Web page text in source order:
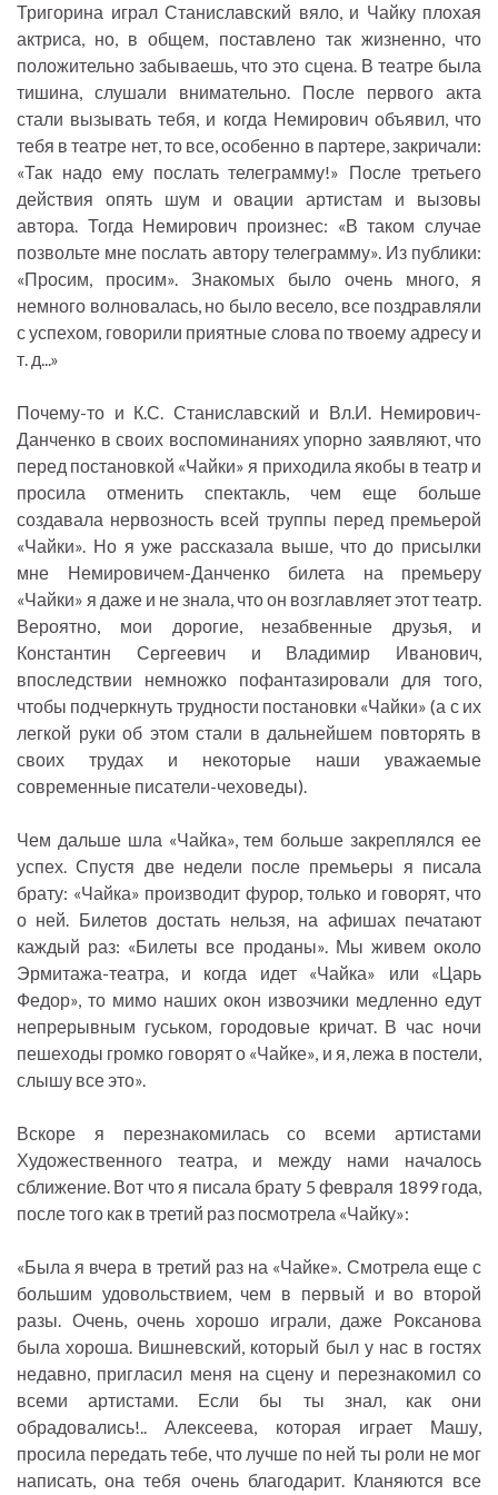
Тригорина играл Станиславский вяло, и Чайку плохая
актриса, но, в общем, поставлено так жизненно, что
положительно забываешь, что это сцена. В театре была
тишина, слушали внимательно. После первого акта
стали вызывать тебя, и когда Немирович объявил, что
тебя в театре нет, то все, особенно в партере, закричали:
«Так надо ему послать телеграмму!» После третьего
действия опять шум и овации артистам и вызовы
автора. Тогда Немирович произнес: «В таком случае
позвольте мне послать автору телеграмму». Из публики:
«Просим, просим». Знакомых было очень много, я
немного волновалась, но было весело, все поздравляли
с успехом, говорили приятные слова по твоему адресу и
т. д...»
Почему-то и К.С. Станиславский и Вл.И. Немирович-
Данченко в своих воспоминаниях упорно заявляют, что
перед постановкой «Чайки» я приходила якобы в театр и
просила отменить спектакль, чем еще больше
создавала нервозность всей труппы перед премьерой
«Чайки». Но я уже рассказала выше, что до присылки
мне Немировичем-Данченко билета на премьеру
«Чайки» я даже и не знала, что он возглавляет этот театр.
Вероятно, мои дорогие, незабвенные друзья, и
Константин Сергеевич и Владимир Иванович,
впоследствии немножко пофантазировали для того,
чтобы подчеркнуть трудности постановки «Чайки» (а с их
легкой руки об этом стали в дальнейшем повторять в
своих трудах и некоторые наши уважаемые
современные писатели-чеховеды).
Чем дальше шла «Чайка», тем больше закреплялся ее
успех. Спустя две недели после премьеры я писала
брату: «Чайка» производит фурор, только и говорят, что
о ней. Билетов достать нельзя, на афишах печатают
каждый раз: «Билеты все проданы». Мы живем около
Эрмитажа-театра, и когда идет «Чайка» или «Царь
Федор», то мимо наших окон извозчики медленно едут
непрерывным гуськом, городовые кричат. В час ночи
пешеходы громко говорят о «Чайке», и я, лежа в постели,
слышу все это».
Вскоре я перезнакомилась со всеми артистами
Художественного театра, и между нами началось
сближение. Вот что я писала брату 5 февраля 1899 года,
после того как в третий раз посмотрела «Чайку»:
«Была я вчера в третий раз на «Чайке». Смотрела еще с
большим удовольствием, чем в первый и во второй
разы. Очень, очень хорошо играли, даже Роксанова
была хороша. Вишневский, который был у нас в гостях
недавно, пригласил меня на сцену и перезнакомил со
всеми артистами. Если бы ты знал, как они
обрадовались!.. Алексеева, которая играет Машу,
просила передать тебе, что лучше по ней ты роли не мог
написать, она тебя очень благодарит. Кланяются все